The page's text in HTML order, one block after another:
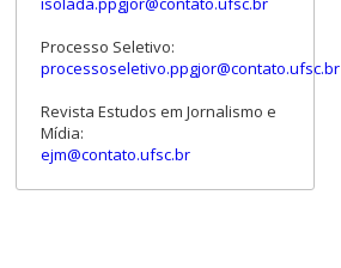
Processo Seletivo:
processoseletivo.ppgjor@contato.ufsc.br
Revista Estudos em Jornalismo e
Mídia:
ejm@contato.ufsc.br